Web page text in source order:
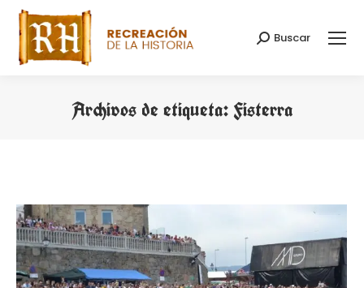
Buscar:
Buscar
Archivos de etiqueta:Fisterra